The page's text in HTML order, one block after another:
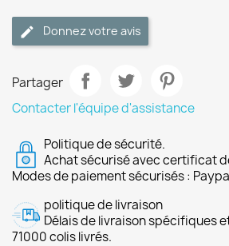
Donnez votre avis
Partager
Contacter l'équipe d'assistance
Politique de sécurité.
Achat sécurisé avec certificat
Modes de paiement sécurisés :
politique de livraison
Délais de livraison spécifiques
71000 colis livrés.